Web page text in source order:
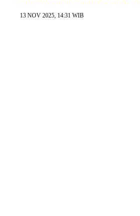
13 NOV 2025, 14:31 WIB